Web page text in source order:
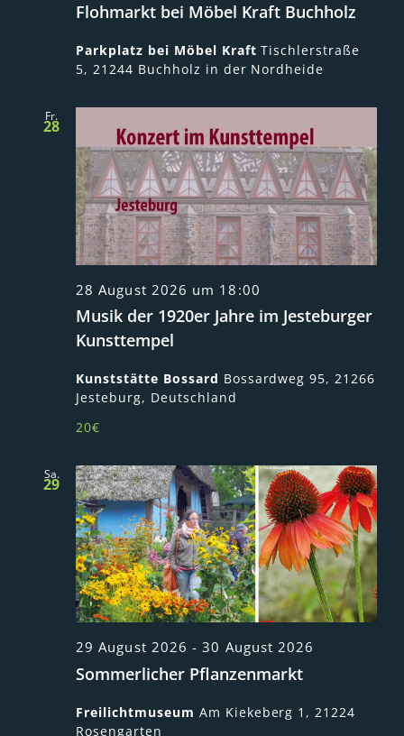
Flohmarkt bei Möbel Kraft Buchholz
Parkplatz bei Möbel KraftTischlerstraße
5, 21244 Buchholz in der Nordheide
Fr.
28
28 August 2026 um 18:00
Musik der 1920er Jahre im Jesteburger
Kunsttempel
Kunststätte Bossard Bossardweg 95, 21266
Jesteburg, Deutschland
20€
Sa.
29
29 August 2026 -30 August 2026
Sommerlicher Pflanzenmarkt
Freilichtmuseum Am Kiekeberg 1, 21224
Rosengarten